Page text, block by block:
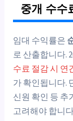
중개 수수
임대 수익률은
로 산출합니다.
수료 절감 시 연
가 확인됩니다.
신원 확인 등 추
고려해야 합니